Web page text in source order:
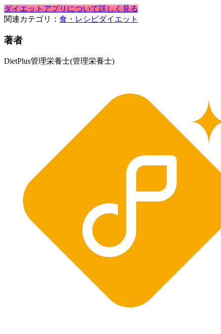
ダイエットアプリについて詳しく見る
関連カテゴリ： 食・レシピダイエット
著者
DietPlus管理栄養士(管理栄養士)